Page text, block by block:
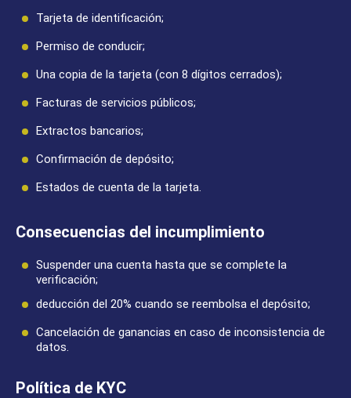
Tarjeta de identificación;
Permiso de conducir;
Una copia de la tarjeta (con 8 dígitos cerrados);
Facturas de servicios públicos;
Extractos bancarios;
Confirmación de depósito;
Estados de cuenta de la tarjeta.
Consecuencias del incumplimiento
Suspender una cuenta hasta que se complete la
verificación;
deducción del 20% cuando se reembolsa el depósito;
Cancelación de ganancias en caso de inconsistencia de
datos.
Política de KYC